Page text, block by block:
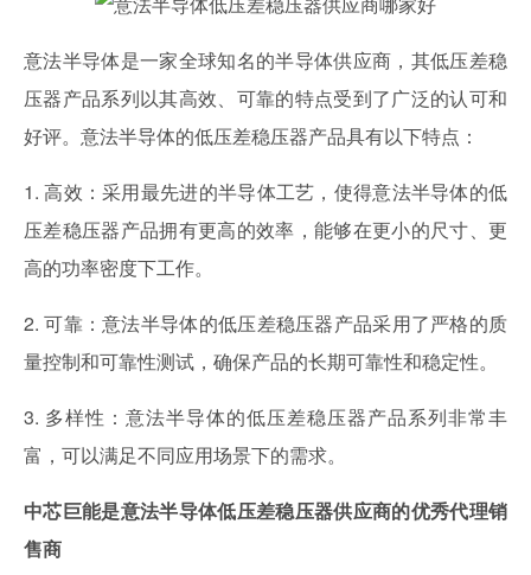
意法半导体是一家全球知名的半导体供应商，其低压差稳
压器产品系列以其高效、可靠的特点受到了广泛的认可和
好评。意法半导体的低压差稳压器产品具有以下特点：
1. 高效：采用最先进的半导体工艺，使得意法半导体的低
压差稳压器产品拥有更高的效率，能够在更小的尺寸、更
高的功率密度下工作。
2. 可靠：意法半导体的低压差稳压器产品采用了严格的质
量控制和可靠性测试，确保产品的长期可靠性和稳定性。
3. 多样性：意法半导体的低压差稳压器产品系列非常丰
富，可以满足不同应用场景下的需求。
中芯巨能是意法半导体低压差稳压器供应商的优秀代理销
售商